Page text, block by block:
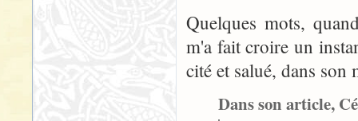
Quelques mots,
m'a fait croire un
cité et salué, dans
Dans son article,